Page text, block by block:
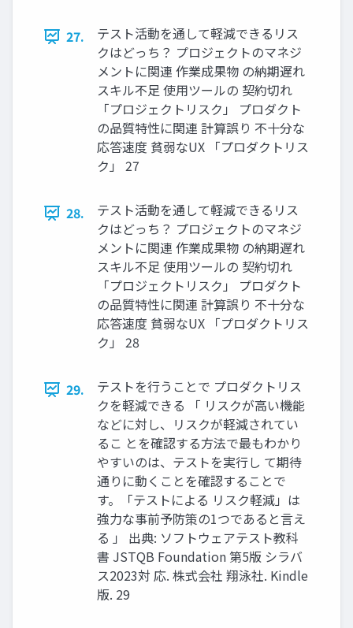
27.
テスト活動を通して軽減できるリス
クはどっち？ プロジェクトのマネジ
メントに関連 作業成果物 の納期遅れ
スキル不足 使用ツールの 契約切れ
「プロジェクトリスク」 プロダクト
の品質特性に関連 計算誤り 不十分な
応答速度 貧弱なUX 「プロダクトリス
ク」 27
28.
テスト活動を通して軽減できるリス
クはどっち？ プロジェクトのマネジ
メントに関連 作業成果物 の納期遅れ
スキル不足 使用ツールの 契約切れ
「プロジェクトリスク」 プロダクト
の品質特性に関連 計算誤り 不十分な
応答速度 貧弱なUX 「プロダクトリス
ク」 28
29.
テストを行うことで プロダクトリス
クを軽減できる 「 リスクが高い機能
などに対し、リスクが軽減されてい
るこ とを確認する方法で最もわかり
やすいのは、テストを実行し て期待
通りに動くことを確認することで
す。「テストによる リスク軽減」は
強力な事前予防策の1つであると言え
る 」 出典: ソフトウェアテスト教科
書 JSTQB Foundation 第5版 シラバ
ス2023対 応. 株式会社 翔泳社. Kindle
版. 29